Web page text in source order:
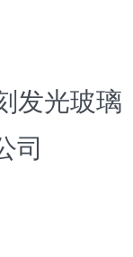
发光玻璃
司